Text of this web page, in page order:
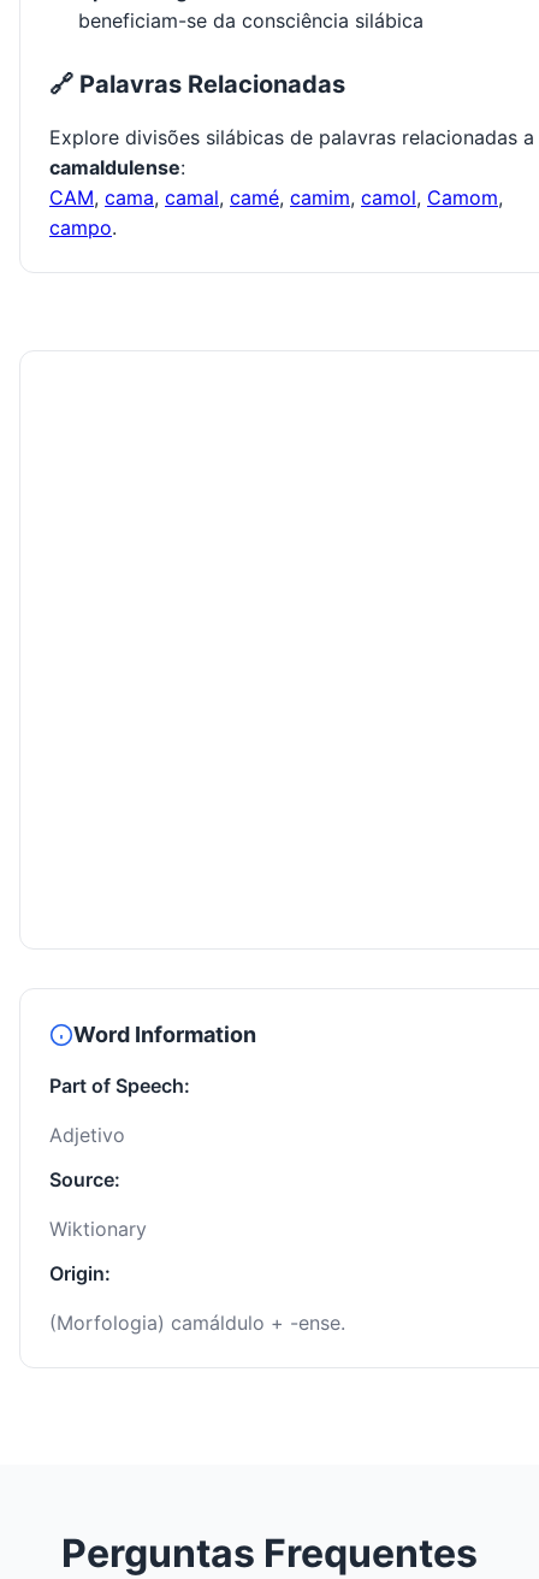
beneficiam-se da consciência silábica
🔗 Palavras Relacionadas
Explore divisões silábicas de palavras relacionadas a
camaldulense:
CAM, cama, camal, camé, camim, camol, Camom,
campo.
Word Information
Part of Speech:
Adjetivo
Source:
Wiktionary
Origin:
(Morfologia) camáldulo + -ense.
Perguntas Frequentes